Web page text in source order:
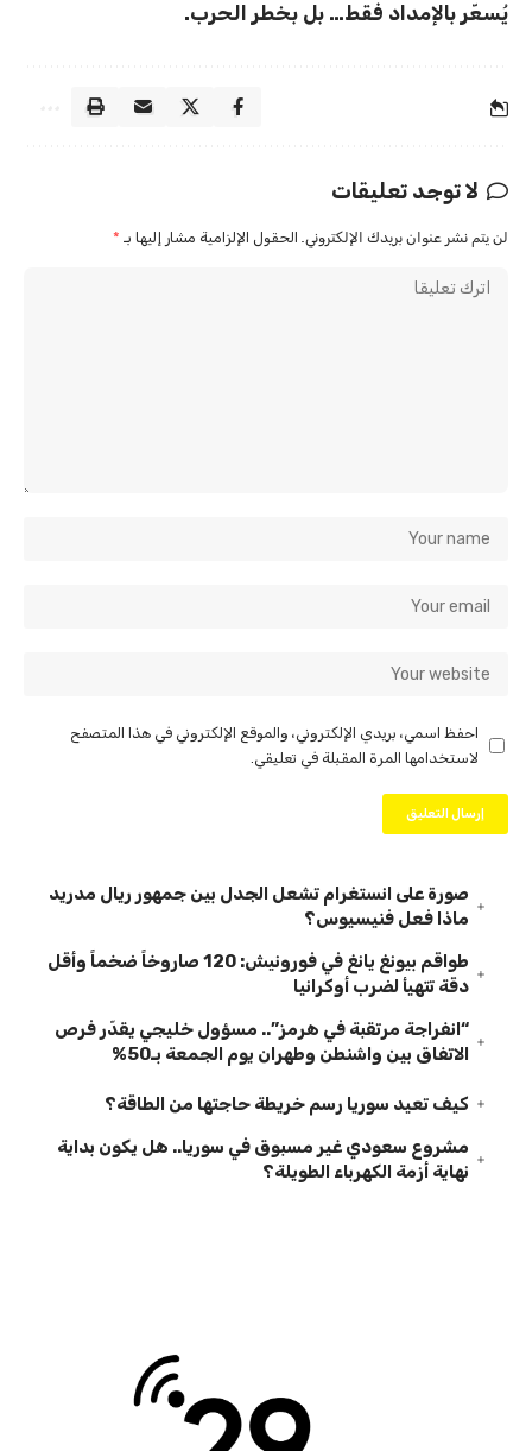
يُسعّر بالإمداد فقط… بل بخطر الحرب.
لا توجد تعليقات
لن يتم نشر عنوان بريدك الإلكتروني. الحقول الإلزامية مشار إليها بـ *
احفظ اسمي، بريدي الإلكتروني، والموقع الإلكتروني في هذا المتصفح
لاستخدامها المرة المقبلة في تعليقي.
صورة على انستغرام تشعل الجدل بين جمهور ريال مدريد
ماذا فعل فنيسيوس؟
طواقم بيونغ يانغ في فورونيش: 120 صاروخاً ضخماً وأقل
دقة تتهيأ لضرب أوكرانيا
“انفراجة مرتقبة في هرمز”.. مسؤول خليجي يقدّر فرص
الاتفاق بين واشنطن وطهران يوم الجمعة بـ50%
كيف تعيد سوريا رسم خريطة حاجتها من الطاقة؟
مشروع سعودي غير مسبوق في سوريا.. هل يكون بداية
نهاية أزمة الكهرباء الطويلة؟